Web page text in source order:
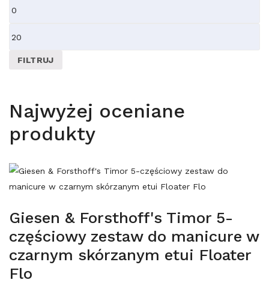
Cena
Cena
max
FILTRUJ
Najwyżej oceniane
produkty
Giesen & Forsthoff's Timor 5-
częściowy zestaw do manicure w
czarnym skórzanym etui Floater
Flo